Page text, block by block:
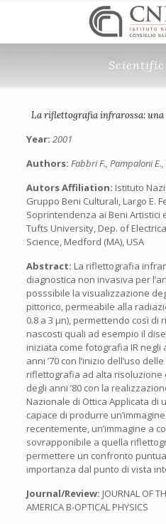
Scientific
La riflettografia infrarossa:
Year: 2001
Authors: Fabbri F., Pampaloni E.,
Autors Affiliation: Istituto
Gruppo Beni Culturali, Largo E.
Soprintendenza ai Beni Artistici
Tufts University, Dep. of
Science, Medford (MA), USA
Abstract: La riflettografia
diagnostica non invasiva per
posssibile la visualizzazione
pittorico, permeabile alla
0.8 a 3 µn), permettendo così
nascosti quali ad esempio il
iniziata come fotografia IR negli
anni ’70 con l’inizio dell’uso
riflettografia ad alta
degli anni ’80 con la
Nazionale di Ottica Applicata di
capace di produrre
recentemente, un’immagine a
sovrapponibile a quella
permettere un confronto
importanza dal punto di vista
Journal/Review: JOURNAL OF
AMERICA B-OPTICAL PHYSICS